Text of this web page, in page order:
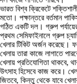
ভারত বিশ্ব ক্রিকেটে
মতো। পক্ষান্তরে বর্তমান
গঠিত একটি দল। গ্রুপ
প্রথম সেমিফাইনালে গ্রুপ
খেলার টিকিট অর্জন করেছে।
খেলায় তারা কাজে লাগাতে
খেলায় প্রতিযোগিতা থাকবে,
উৎসাহ হিসেবে কাজ করে।
জিতবে, কিন্তু থেকে যাবে